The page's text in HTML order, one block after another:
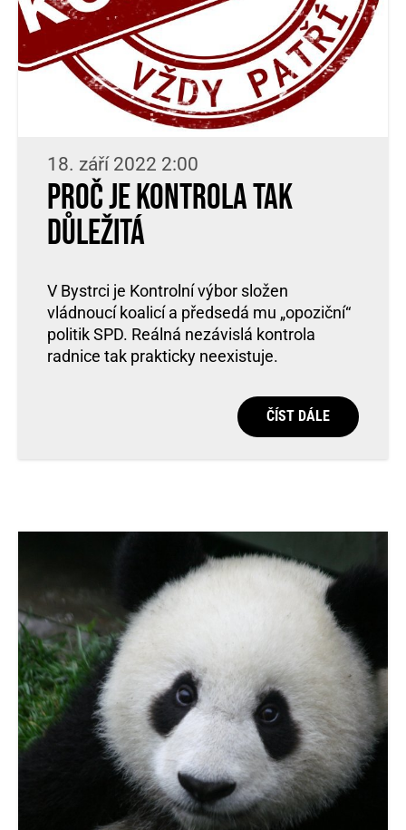
18. září 2022 2:00
Proč je kontrola tak
důležitá
V Bystrci je Kontrolní výbor složen
vládnoucí koalicí a předsedá mu „opoziční“
politik SPD. Reálná nezávislá kontrola
radnice tak prakticky neexistuje.
ČÍST DÁLE